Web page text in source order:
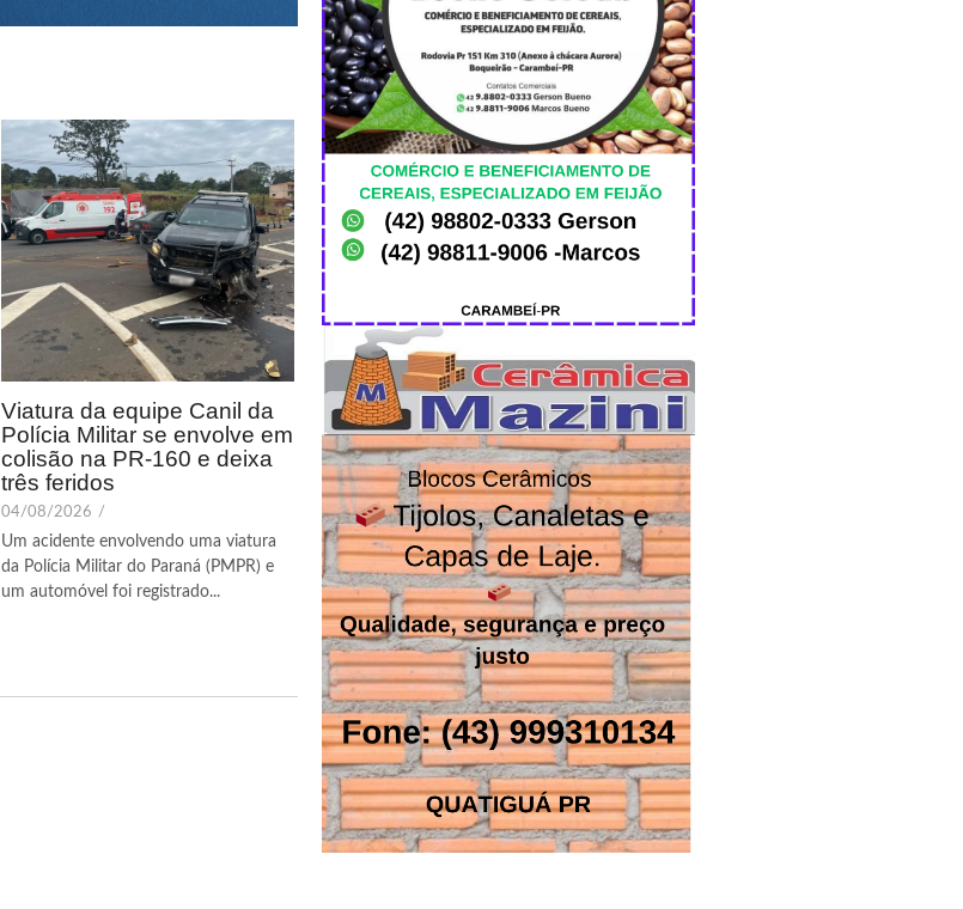
Viatura da equipe Canil da
Polícia Militar se envolve em
colisão na PR-160 e deixa
três feridos
04/08/2026 /
Um acidente envolvendo uma viatura
da Polícia Militar do Paraná (PMPR) e
um automóvel foi registrado...